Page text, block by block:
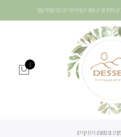
0
צמיד מונסטרה ויוניקייט